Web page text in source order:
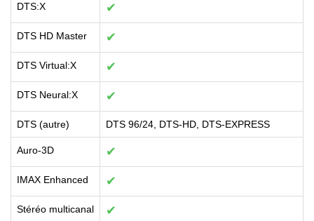
DTS:X ✔
DTS HD Master ✔
DTS Virtual:X ✔
DTS Neural:X ✔
DTS (autre) DTS 96/24, DTS-HD, DTS-EXPRESS
Auro-3D ✔
IMAX Enhanced ✔
Stéréo multicanal ✔